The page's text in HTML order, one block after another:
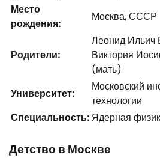
Место
рождения:
Москва, СССР
Родители:
Леонид Ильич
Виктория
(мать)
Университет:
Московский
технологии
Специальность: Ядерная
Детство в Москве